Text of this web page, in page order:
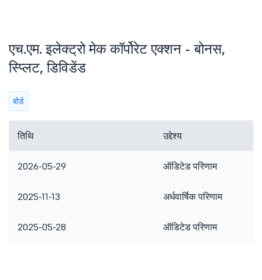
एच.एम. इलेक्ट्रो मेक कॉर्पोरेट एक्शन - बोनस,
स्प्लिट, डिविडेंड
बोर्ड
तिथि उद्देश्य
2026-05-29 ऑडिटेड परिणाम
2025-11-13 अर्धवार्षिक परिणाम
2025-05-28 ऑडिटेड परिणाम